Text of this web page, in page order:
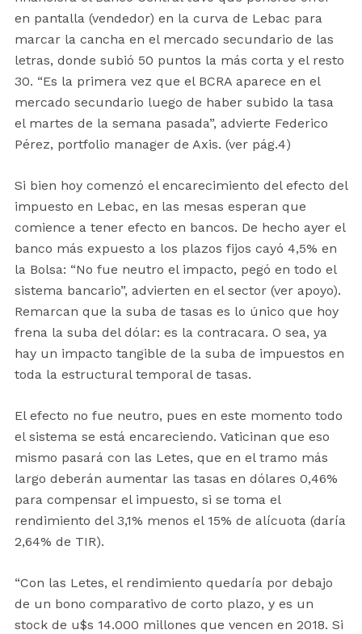
en pantalla (vendedor) en la curva de Lebac para
marcar la cancha en el mercado secundario de las
letras, donde subió 50 puntos la más corta y el resto
30. “Es la primera vez que el BCRA aparece en el
mercado secundario luego de haber subido la tasa
el martes de la semana pasada”, advierte Federico
Pérez, portfolio manager de Axis. (ver pág.4)
Si bien hoy comenzó el encarecimiento del efecto del
impuesto en Lebac, en las mesas esperan que
comience a tener efecto en bancos. De hecho ayer el
banco más expuesto a los plazos fijos cayó 4,5% en
la Bolsa: “No fue neutro el impacto, pegó en todo el
sistema bancario”, advierten en el sector (ver apoyo).
Remarcan que la suba de tasas es lo único que hoy
frena la suba del dólar: es la contracara. O sea, ya
hay un impacto tangible de la suba de impuestos en
toda la estructural temporal de tasas.
El efecto no fue neutro, pues en este momento todo
el sistema se está encareciendo. Vaticinan que eso
mismo pasará con las Letes, que en el tramo más
largo deberán aumentar las tasas en dólares 0,46%
para compensar el impuesto, si se toma el
rendimiento del 3,1% menos el 15% de alícuota (daría
2,64% de TIR).
“Con las Letes, el rendimiento quedaría por debajo
de un bono comparativo de corto plazo, y es un
stock de u$s 14.000 millones que vencen en 2018. Si